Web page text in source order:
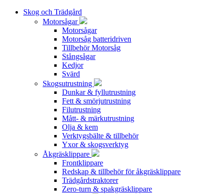
Skog och Trädgård
Motorsågar
Motorsågar
Motorsåg batteridriven
Tillbehör Motorsåg
Stångsågar
Kedjor
Svärd
Skogsutrustning
Dunkar & fyllutrustning
Fett & smörjutrustning
Filutrustning
Mått- & märkutrustning
Olja & kem
Verktygsbälte & tillbehör
Yxor & skogsverktyg
Åkgräsklippare
Frontklippare
Redskap & tillbehör för åkgräsklippare
Trädgårdstraktorer
Zero-turn & spakgräsklippare